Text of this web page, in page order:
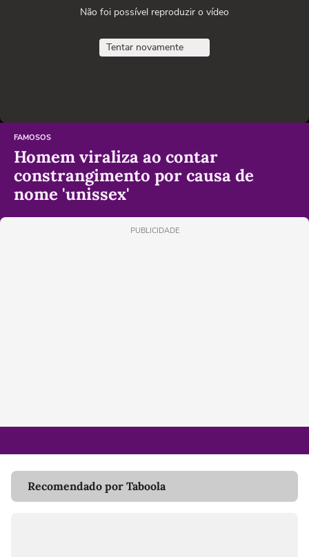
Não foi possível reproduzir o vídeo
Tentar novamente
FAMOSOS
Homem viraliza ao contar
constrangimento por causa de
nome 'unissex'
PUBLICIDADE
Recomendado por Taboola